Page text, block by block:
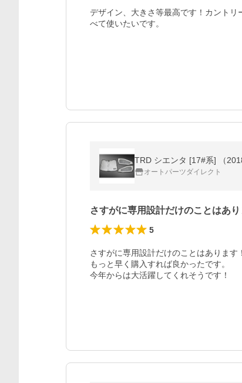
デザイン、大きさ等最高です！カント
べて使いたいです。
TRD シエンタ [17#系] （
オートパーツダイレクト
さすがに専用設計だけのことはあ
5
さすがに専用設計だけのことはあります！
もっと早く購入すれば良かったです。
今年からは大活躍してくれそうです！